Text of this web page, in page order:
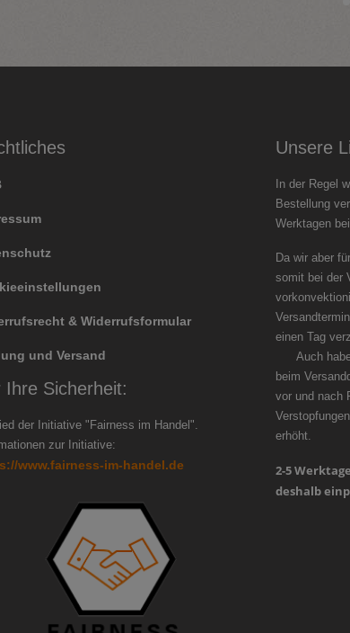
& Widerrufsformular
und Versand
Ihre Sicherheit:
der Initiative "Fairness im Handel".
zur Initiative:
www.fairness-im-handel.de
Unsere
In der Regel
Bestellung
Werktagen
Da wir aber
somit bei der
einen
Auch
beim
vor und nach
erhöht.
2-5
deshalb